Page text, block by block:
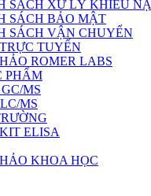
SÁCH XỬ LÝ KHIẾU
SÁCH BẢO MẬT
SÁCH VẬN CHUYỂN
TUYẾN
ROMER LABS
PHẨM
MS
MS
ELISA
KHOA HỌC